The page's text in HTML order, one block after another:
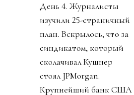
День 4. Журналисты
изучили 25-страничный
план. Вскрылось, что за
синдикатом, который
сколачивал Кушнер
стоял JPMorgan.
Крупнейший банк США